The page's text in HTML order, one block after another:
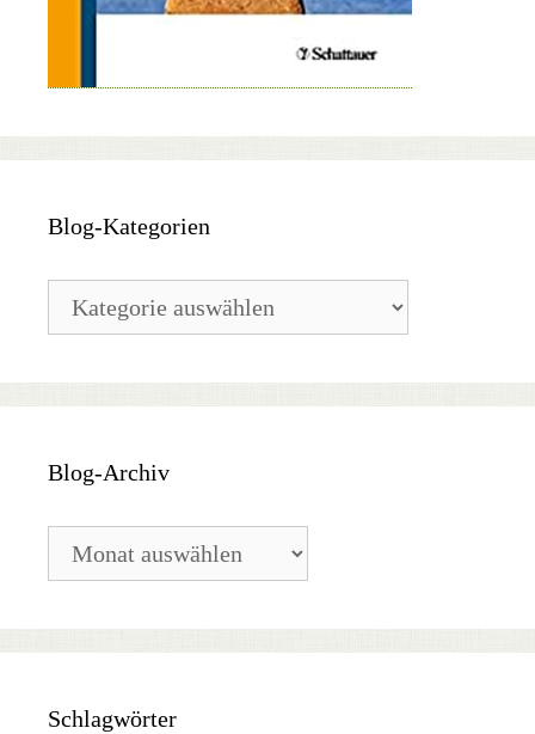
Blog-Kategorien
Kategorien
Blog-Archiv
Archiv
Schlagwörter